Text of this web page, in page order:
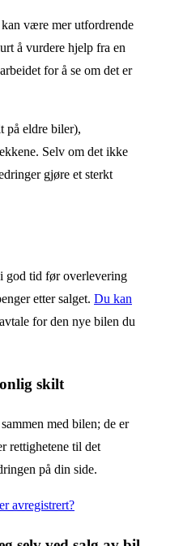
være mer utfordrende
å vurdere hjelp fra en
for å se om det er
på eldre biler),
Selv om det ikke
gjøre et sterkt
god tid før overlevering
etter salget. Du kan
for den nye bilen du
skilt
med bilen; de er
rettighetene til det
på din side.
avregistrert?